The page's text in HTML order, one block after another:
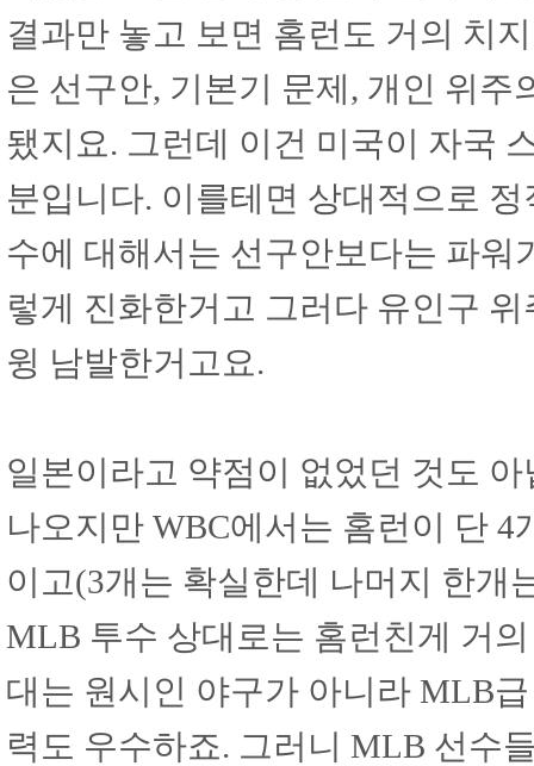
결과만 놓고 보면 홈런도 거의 치
은 선구안, 기본기 문제, 개인 위
됐지요. 그런데 이건 미국이 자국
분입니다. 이를테면 상대적으로
수에 대해서는 선구안보다는 파
렇게 진화한거고 그러다 유인구
윙 남발한거고요.
일본이라고 약점이 없었던 것도
나오지만 WBC에서는 홈런이 단
이고(3개는 확실한데 나머지 한개
MLB 투수 상대로는 홈런친게 거
대는 원시인 야구가 아니라 MLB
력도 우수하죠. 그러니 MLB 선수